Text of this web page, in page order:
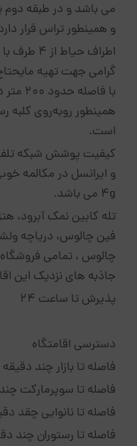
می باشد و در طبقه
و همینطور تراس قرار
اطراف
گرامی جهت تهیه
با
همینطور روبه‌روی کلبه
است.
کیفیت پوشش شبکه تلفن
و ایرانسل در مکالمه
۴g می باشد.
تله کابین نمک آبرود،
فین چالوس، دریاچه
چالوس ، تمامی
جاذبه های نزدیک این
پذیرش تا ساعت 24
دسترسی اقامتگاه
فاصله تا بازار چند دقیقه است؟
فاصله تا سوپرمارکت چند
فاصله تا نانوایی چقد دقیقه
فاصله تا رستوران چند